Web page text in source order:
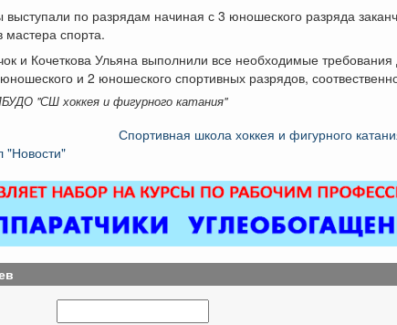
по разрядам начиная с 3 юношеского разряда
мастера спорта.
и Кочеткова Ульяна выполнили все необходимые требования
и 2 юношеского спортивных разрядов,
"СШ хоккея и фигурного катания"
Спортивная школа хоккея и фигурного
"Новости"